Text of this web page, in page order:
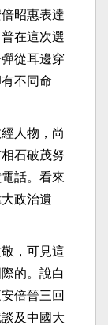
昭惠表達
在這次選
從耳邊穿
不同命
人物，尚
石破茂努
話。看來
政治遺
，可見這
的。說白
倍晉三回
及中國大